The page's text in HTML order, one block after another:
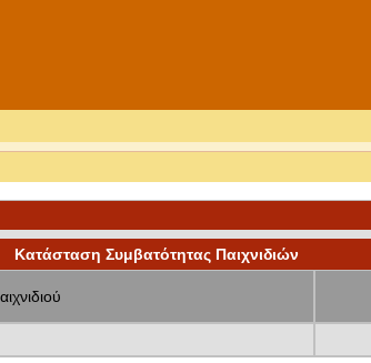
Κατάσταση Συμβατότητας Παιχνιδιών